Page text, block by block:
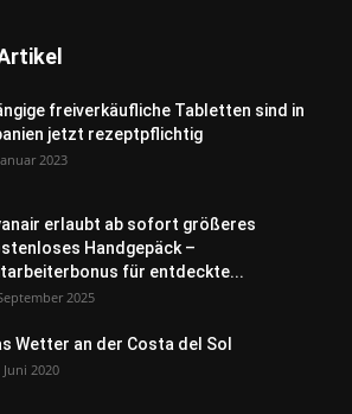
freiverkäufliche Tabletten sind in
jetzt rezeptpflichtig
2023
erlaubt ab sofort größeres
Handgepäck –
für entdeckte...
2025
Wetter an der Costa del Sol
Juni 2020